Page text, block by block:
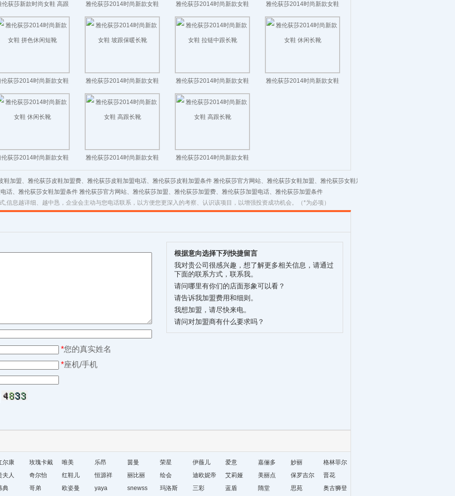
伦荻莎新款时尚女鞋 高跟
单鞋
雅伦荻莎2014时尚新款女鞋
亮片休闲布鞋
雅伦荻莎2014时尚新款女鞋
低跟尖头单鞋
雅伦荻莎2014时尚新款女鞋
高跟短靴
伦荻莎2014时尚新款女鞋
拼色休闲短靴
雅伦荻莎2014时尚新款女鞋
坡跟保暖长靴
雅伦荻莎2014时尚新款女鞋
拉链中跟长靴
雅伦荻莎2014时尚新款女鞋
伦荻莎2014时尚新款女鞋
休闲长靴
雅伦荻莎2014时尚新款女鞋
高跟长靴
雅伦荻莎2014时尚新款女鞋
高跟长靴
加盟、雅伦荻莎皮鞋加盟费、雅伦荻莎皮鞋加盟电话、雅伦荻莎皮鞋加盟条件 雅伦荻莎官方网站、雅伦荻莎女鞋加盟、雅伦荻莎女鞋加
话、雅伦荻莎女鞋加盟条件 雅伦荻莎官方网站、雅伦荻莎加盟、雅伦荻莎加盟费、雅伦荻莎加盟电话、雅伦荻莎加盟条件
,信息越详细、越中恳，企业会主动与您电话联系，以方便您更深入的考察、认识该项目，以增强投资成功机会。（*为必项）
*您的真实姓名
*座机/手机
根据意向选择下列快捷留言
我对贵公司很感兴趣，想了解更多相关信息，请通过
下面的联系方式，联系我。
请问哪里有你们的店面形象可以看？
请告诉我加盟费用和细则。
我想加盟，请尽快来电。
请问对加盟商有什么要求吗？
尔康
玫瑰卡戴
尔
唯美 乐昂 茵曼 荣星 伊薇儿 爱意 嘉俪多 妙丽
格林菲尔
夫人 奇尔怡 红鞋儿 恒源祥 丽比丽 绘会
迪欧妮帝
盛
艾莉娅 美丽点 保罗吉尔
晋花
典 哥弟 欧姿曼 yaya snewss 玛洛斯 三彩 蓝盾 隋堂 思苑 奥古狮登